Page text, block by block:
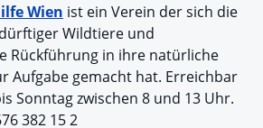
Wien ist ein Verein der sich die
Wildtiere und
Rückführung in ihre natürliche
Aufgabe gemacht hat. Erreichbar
Sonntag zwischen 8 und 13 Uhr.
382 15 2